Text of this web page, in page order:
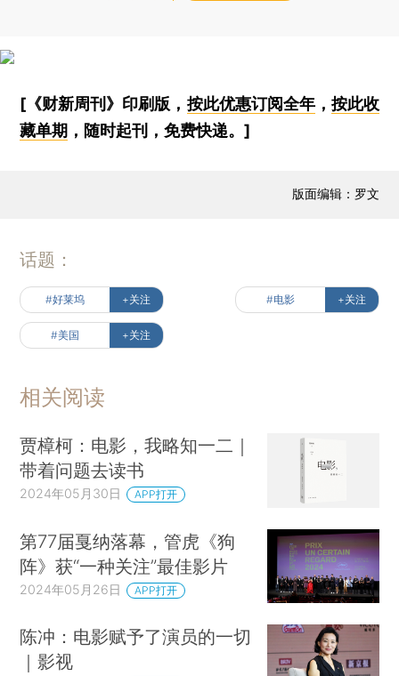
[《财新周刊》印刷版， 按此优惠订阅全年， 按此收
藏单期 ，随时起刊，免费快递。]
版面编辑：罗文
话题：
#好莱坞 +关注 #电影 +关注
#美国 +关注
相关阅读
贾樟柯：电影，我略知一二｜
带着问题去读书
2024年05月30日 APP打开
第77届戛纳落幕，管虎《狗
阵》获“一种关注”最佳影片
2024年05月26日 APP打开
陈冲：电影赋予了演员的一切
｜影视